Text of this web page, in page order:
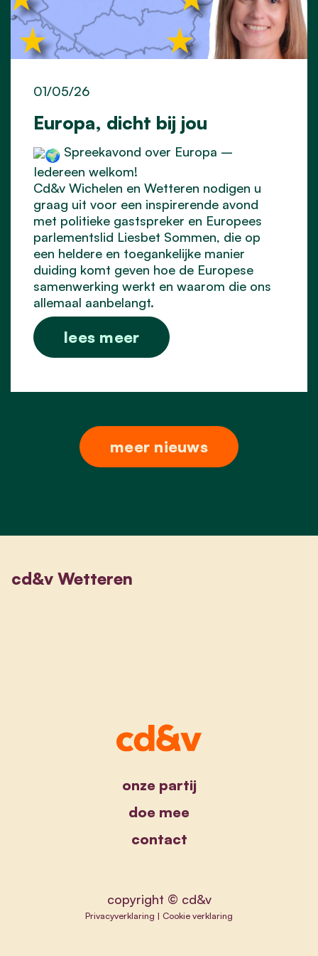
Europa, dicht bij jou
01/05/26
Spreekavond over Europa –
Iedereen welkom!
Cd&v Wichelen en Wetteren nodigen u
graag uit voor een inspirerende avond
met politieke gastspreker en Europees
parlementslid Liesbet Sommen, die op
een heldere en toegankelijke manier
duiding komt geven hoe de Europese
samenwerking werkt en waarom die ons
allemaal aanbelangt.
lees meer
meer nieuws
cd&v Wetteren
onze partij
doe mee
contact
copyright © cd&v
Privacyverklaring | Cookie verklaring